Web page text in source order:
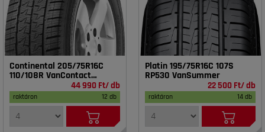
Continental 205/75R16C
110/108R VanContact
44 990 Ft/ db
raktáron 12 db
Platin 195/75R16C 107S
RP530 VanSummer
22 500 Ft/ db
raktáron 14 db